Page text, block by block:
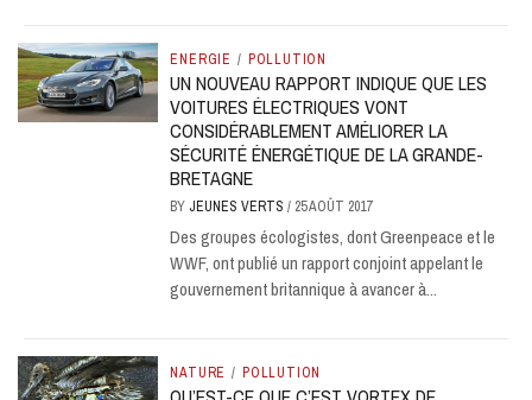
ENERGIE / POLLUTION
UN NOUVEAU RAPPORT INDIQUE QUE LES
VOITURES ÉLECTRIQUES VONT
CONSIDÉRABLEMENT AMÉLIORER LA
SÉCURITÉ ÉNERGÉTIQUE DE LA GRANDE-
BRETAGNE
BY JEUNES VERTS/ 25 AOÛT 2017
Des groupes écologistes, dont Greenpeace et le
WWF, ont publié un rapport conjoint appelant le
gouvernement britannique à avancer à...
NATURE / POLLUTION